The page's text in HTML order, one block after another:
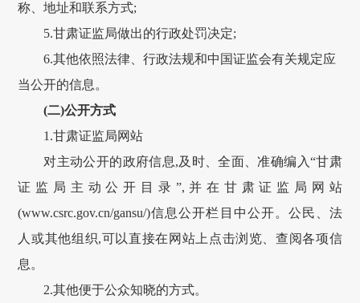
称、地址和联系方式;
5.甘肃证监局做出的行政处罚决定;
6.其他依照法律、行政法规和中国证监会有关规定应
当公开的信息。
(二)公开方式
1.甘肃证监局网站
对主动公开的政府信息,及时、全面、准确编入“甘肃
证监局主动公开目录”,并在 甘肃证监局网站
(www.csrc.gov.cn/gansu/)信息公开栏目中公开。公民、法
人或其他组织,可以直接在网站上点击浏览、查阅各项信
息。
2.其他便于公众知晓的方式。